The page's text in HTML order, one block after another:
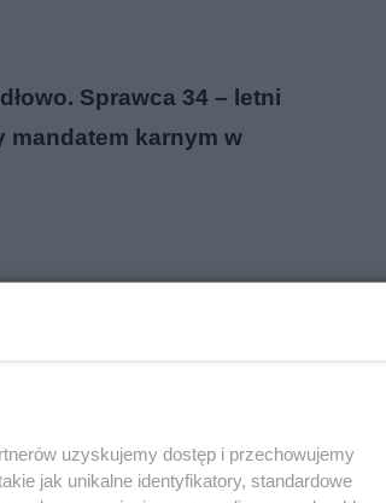
Sprawca 34 – letni
mandatem karnym w
uzyskujemy dostęp i przechowujemy
jak unikalne identyfikatory, standardowe